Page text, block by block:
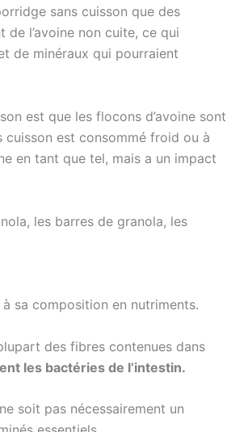
sans cuisson que des
l’avoine non cuite, ce qui
de minéraux qui pourraient
est que les flocons d’avoine sont
cuisson est consommé froid ou à
en tant que tel, mais a un impact
les barres de granola, les
sa composition en nutriments.
des fibres contenues dans
les bactéries de l’intestin.
soit pas nécessairement un